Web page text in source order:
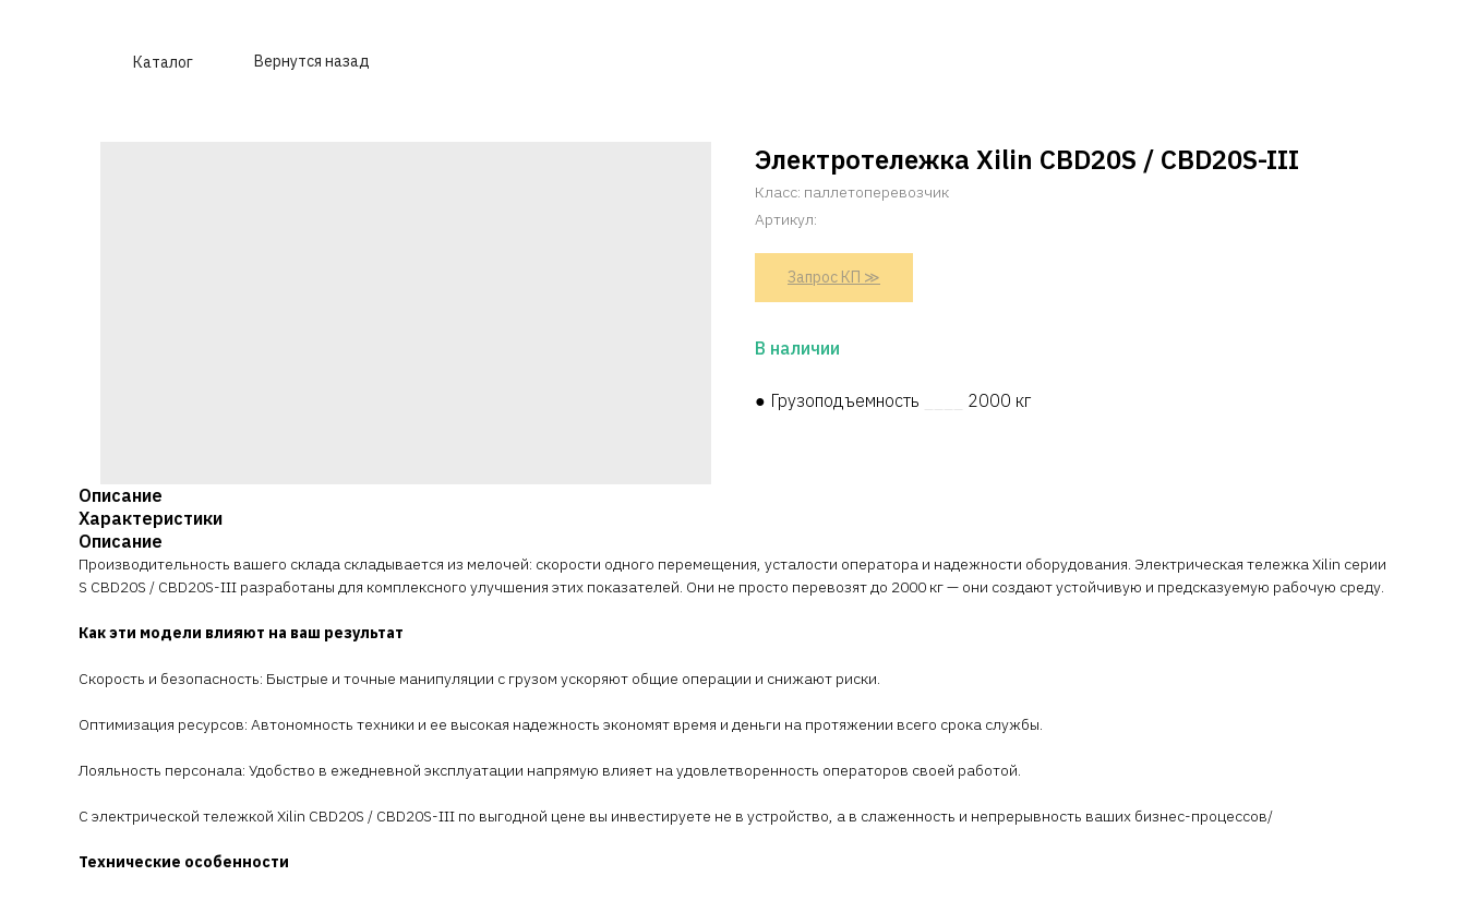
Каталог Вернутся назад
Электротележка Xilin CBD20S / CBD20S-III
Класс: паллетоперевозчик
Артикул:
Запрос КП ≫
В наличии
● Грузоподъемность 2000 кг
Описание
Характеристики
Описание
Производительность вашего склада складывается из мелочей: скорости одного перемещения, усталости оператора и надежности оборудования. Электрическая тележка Xilin серии
S CBD20S / CBD20S-III разработаны для комплексного улучшения этих показателей. Они не просто перевозят до 2000 кг — они создают устойчивую и предсказуемую рабочую среду.
Как эти модели влияют на ваш результат
Скорость и безопасность: Быстрые и точные манипуляции с грузом ускоряют общие операции и снижают риски.
Оптимизация ресурсов: Автономность техники и ее высокая надежность экономят время и деньги на протяжении всего срока службы.
Лояльность персонала: Удобство в ежедневной эксплуатации напрямую влияет на удовлетворенность операторов своей работой.
С электрической тележкой Xilin CBD20S / CBD20S-III по выгодной цене вы инвестируете не в устройство, а в слаженность и непрерывность ваших бизнес-процессов/
Технические особенности